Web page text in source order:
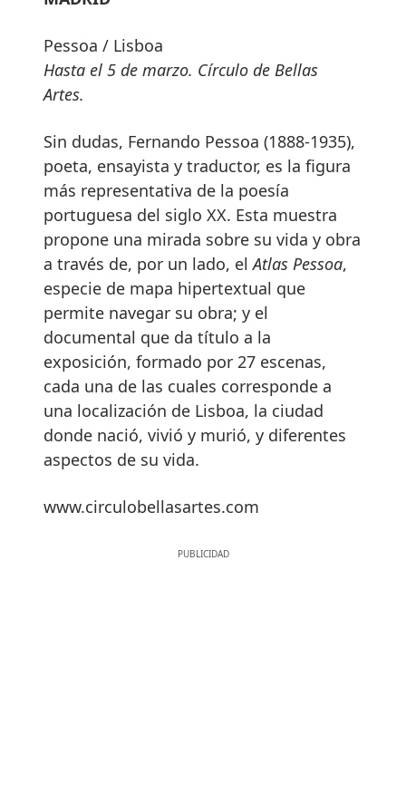
Pessoa / Lisboa
Hasta el 5 de marzo. Círculo de Bellas
Artes.
Sin dudas, Fernando Pessoa (1888-1935),
poeta, ensayista y traductor, es la figura
más representativa de la poesía
portuguesa del siglo XX. Esta muestra
propone una mirada sobre su vida y obra
a través de, por un lado, elAtlas Pessoa,
especie de mapa hipertextual que
permite navegar su obra; y el
documental que da título a la
exposición, formado por 27 escenas,
cada una de las cuales corresponde a
una localización de Lisboa, la ciudad
donde nació, vivió y murió, y diferentes
aspectos de su vida.
www.circulobellasartes.com